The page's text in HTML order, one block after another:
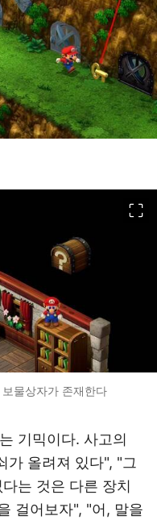
물상자가 존재한다
기믹이다. 사고의
가 올려져 있다", "그
는 것은 다른 장치
걸어보자", "어, 말을